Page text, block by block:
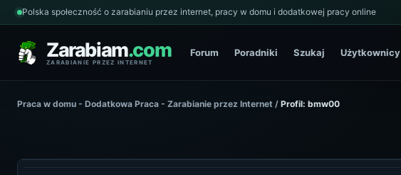
Polska społeczność o zarabianiu przez internet, pracy w domu i dodatkowej pracy online
Zarabiam.com
ZARABIANIE PRZEZ INTERNET
Forum Poradniki Szukaj Użytkownicy
Praca w domu - Dodatkowa Praca - Zarabianie przez Internet / Profil: bmw00